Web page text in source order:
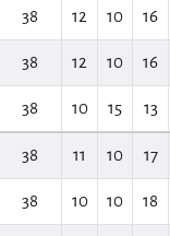
38 12 10 16
38 12 10 16
38 10 15 13
38 11 10 17
38 10 10 18